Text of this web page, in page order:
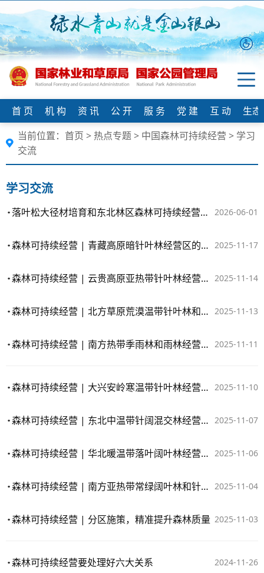
首 页 机 构 资 讯 公 开 服 务 党 建 互 动
生
当前位置： 首页 > 热点专题> 中国森林可持续经营 > 学习
交流
学习交流
2026-06-01
落叶松大径材培育和东北林区森林可持续经营研究项目联合总结
2025-11-17
森林可持续经营 | 青藏高原暗针叶林经营区的方向策略与主要模式
2025-11-14
森林可持续经营 | 云贵高原亚热带针叶林经营区的方向策略与主要模式
2025-11-13
森林可持续经营 | 北方草原荒漠温带针叶林和落叶阔叶林经营区的方向策略与主要模式
2025-11-11
森林可持续经营 | 南方热带季雨林和雨林经营区的方向策略与主要模式
2025-11-10
森林可持续经营 | 大兴安岭寒温带针叶林经营区的方向策略与主要模式
2025-11-07
森林可持续经营 | 东北中温带针阔混交林经营区的方向策略与主要模式
2025-11-06
森林可持续经营 | 华北暖温带落叶阔叶林经营区的方向策略与主要模式
2025-11-04
森林可持续经营 | 南方亚热带常绿阔叶林和针阔混交林经营区的方向策略与主要模式
2025-11-03
森林可持续经营 | 分区施策，精准提升森林质量
2024-11-26
​森林可持续经营要处理好六大关系